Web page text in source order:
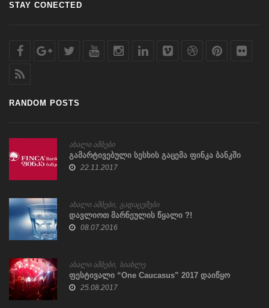
STAY CONECTED
RANDOM POSTS
ახალი ამბები
გამარტივებული სესხის გაცემა ფინკა ბანკში
22.11.2017
ახალი ამბები, გადაცემები
დავლიოთ მარნეულის წყალი ?!
08.07.2016
ახალი ამბები, სიახლე
ფესტივალი “One Caucasus” 2017 დაიწყო
25.08.2017